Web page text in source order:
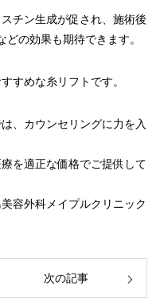
チン生成が促され、施術後
の効果も期待できます。
すめな糸リフトです。
、カウンセリングに力を入
を適正な価格でご提供して
容外科メイプルクリニック
次の記事